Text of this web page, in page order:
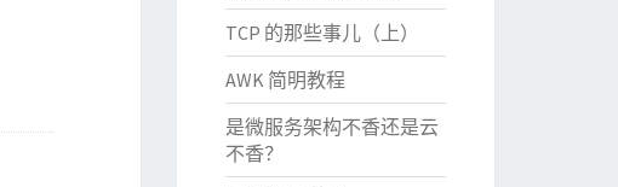
TCP 的那些事儿（上）
AWK 简明教程
是微服务架构不香还是云
不香？